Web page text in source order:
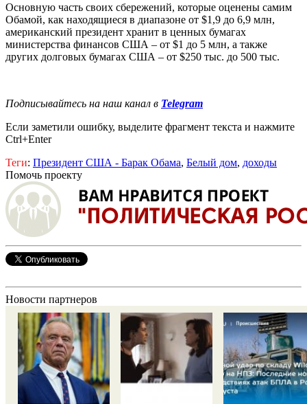
Основную часть своих сбережений, которые оценены самим
Обамой, как находящиеся в диапазоне от $1,9 до 6,9 млн,
американский президент хранит в ценных бумагах
министерства финансов США – от $1 до 5 млн, а также
других долговых бумагах США – от $250 тыс. до 500 тыс.
Подписывайтесь на наш канал в Telegram
Если заметили ошибку, выделите фрагмент текста и нажмите
Ctrl+Enter
Теги: Президент США - Барак Обама, Белый дом, доходы
Помочь проекту
Новости партнеров